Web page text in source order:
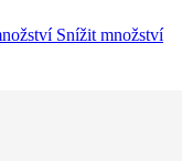
Snížit množství